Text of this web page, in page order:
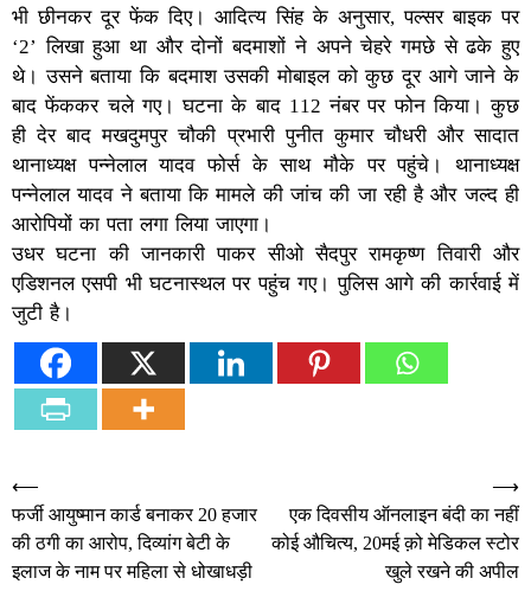
भी छीनकर दूर फेंक दिए। आदित्य सिंह के अनुसार, पल्सर बाइक पर
‘2’ लिखा हुआ था और दोनों बदमाशों ने अपने चेहरे गमछे से ढके हुए
थे। उसने बताया कि बदमाश उसकी मोबाइल को कुछ दूर आगे जाने के
बाद फेंककर चले गए। घटना के बाद 112 नंबर पर फोन किया। कुछ
ही देर बाद मखदुमपुर चौकी प्रभारी पुनीत कुमार चौधरी और सादात
थानाध्यक्ष पन्नेलाल यादव फोर्स के साथ मौके पर पहुंचे। थानाध्यक्ष
पन्नेलाल यादव ने बताया कि मामले की जांच की जा रही है और जल्द ही
आरोपियों का पता लगा लिया जाएगा।
उधर घटना की जानकारी पाकर सीओ सैदपुर रामकृष्ण तिवारी और
एडिशनल एसपी भी घटनास्थल पर पहुंच गए। पुलिस आगे की कार्रवाई में
जुटी है।
Post
navigation
⟵
फर्जी आयुष्मान कार्ड बनाकर 20 हजार
की ठगी का आरोप, दिव्यांग बेटी के
इलाज के नाम पर महिला से धोखाधड़ी
एक दिवसीय ऑनलाइन बंदी का नहीं
कोई औचित्य, 20मई क़ो मेडिकल स्टोर
खुले रखने की अपील
⟶